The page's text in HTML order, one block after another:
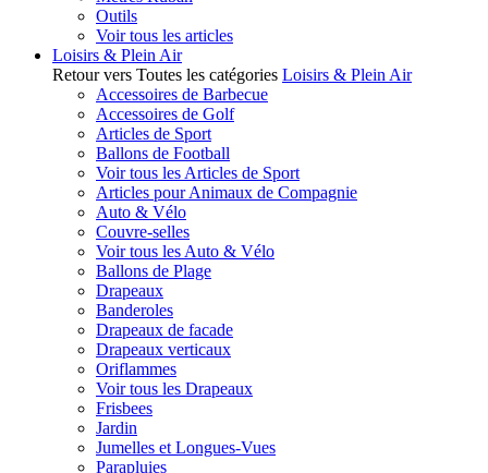
Outils
Voir tous les articles
Loisirs & Plein Air
Retour vers Toutes les catégories Loisirs & Plein Air
Accessoires de Barbecue
Accessoires de Golf
Articles de Sport
Ballons de Football
Voir tous les Articles de Sport
Articles pour Animaux de Compagnie
Auto & Vélo
Couvre-selles
Voir tous les Auto & Vélo
Ballons de Plage
Drapeaux
Banderoles
Drapeaux de facade
Drapeaux verticaux
Oriflammes
Voir tous les Drapeaux
Frisbees
Jardin
Jumelles et Longues-Vues
Parapluies